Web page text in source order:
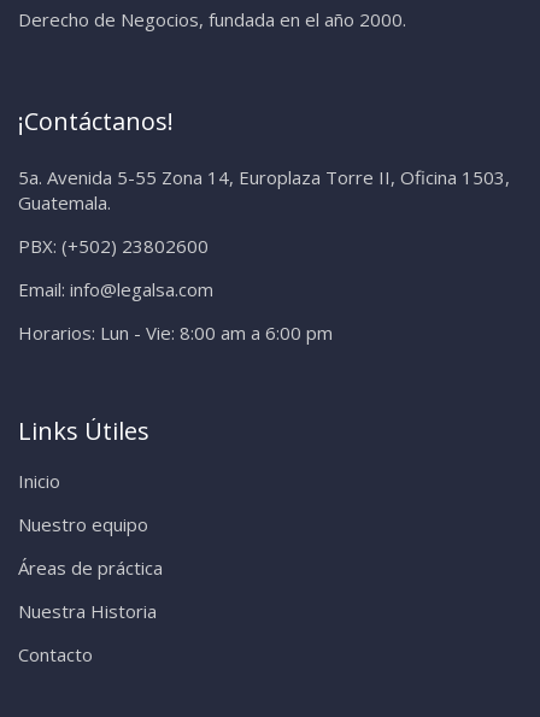
Derecho de Negocios, fundada en el año 2000.
¡Contáctanos!
5a. Avenida 5-55 Zona 14, Europlaza Torre II, Oficina 1503,
Guatemala.
PBX: (+502) 23802600
Email: info@legalsa.com
Horarios: Lun - Vie: 8:00 am a 6:00 pm
Links Útiles
Inicio
Nuestro equipo
Áreas de práctica
Nuestra Historia
Contacto